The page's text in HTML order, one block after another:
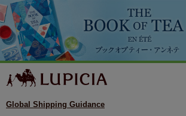
Global Shipping Guidance